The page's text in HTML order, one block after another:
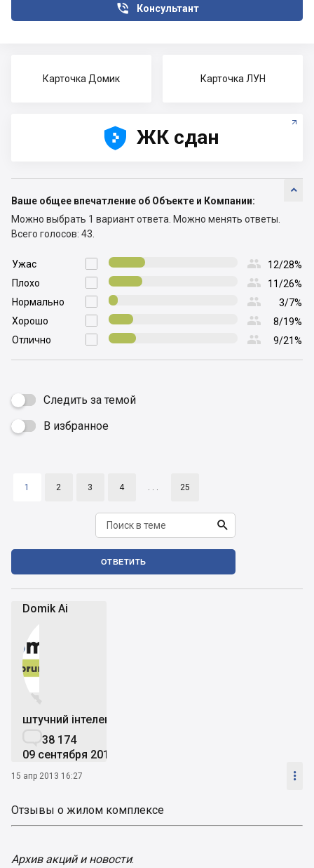
Консультант

Карточка Домик Карточка ЛУН




 ЖК сдан

Ваше общее впечатление об Объекте и Компании:
Можно выбрать 1 вариант ответа. Можно менять ответы.
Всего голосов: 43.

Ужас  12/28%

Плохо  11/26%

Нормально  3/7%

Хорошо  8/19%

Отлично  9/21%
Следить за темой
 В избранное
1 2 3 4 . . . 25

ОТВЕТИТЬ
Domik Ai


штучний інтелект
38 174
09 сентября 2019
15 апр 2013 16:27 
Отзывы о жилом комплексе
Архив акций и новости: